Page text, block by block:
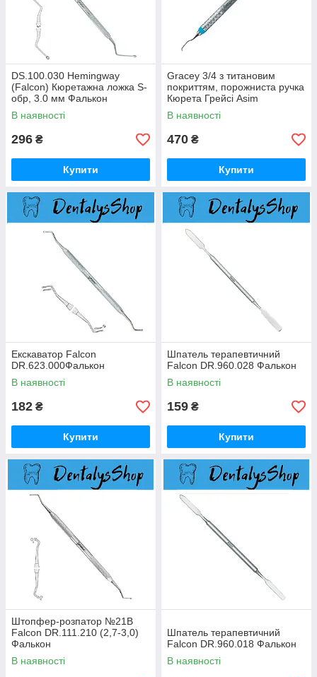
DS.100.030 Hemingway
(Falcon) Кюретажна ложка S-
обр, 3.0 мм Фалькон
В наявності
296 ₴
Купити
Gracey 3/4 з титановим
покриттям, порожниста ручка
Кюрета Грейсі Asim
Instruments
В наявності
470 ₴
Купити
Екскаватор Falcon
DR.623.000Фалькон
В наявності
182 ₴
Купити
Шпатель терапевтичний
Falcon DR.960.028 Фалькон
В наявності
159 ₴
Купити
Штопфер-розпатор №21В
Falcon DR.111.210 (2,7-3,0)
Фалькон
В наявності
Шпатель терапевтичний
Falcon DR.960.018 Фалькон
В наявності